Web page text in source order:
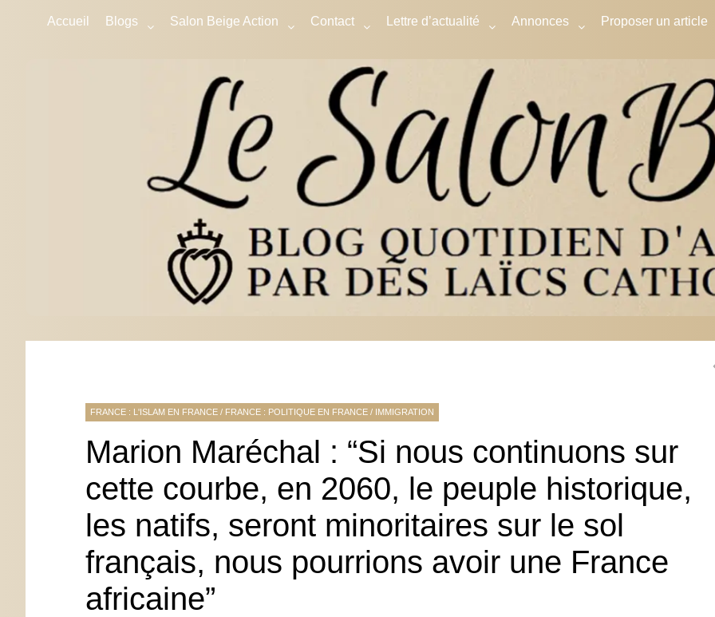
Accueil Blogs Salon Beige Action Contact Lettre d’actualité Annonces Proposer un article
FRANCE : L'ISLAM EN FRANCE / FRANCE : POLITIQUE EN FRANCE / IMMIGRATION
Marion Maréchal : “Si nous continuons sur
cette courbe, en 2060, le peuple historique,
les natifs, seront minoritaires sur le sol
français, nous pourrions avoir une France
africaine”